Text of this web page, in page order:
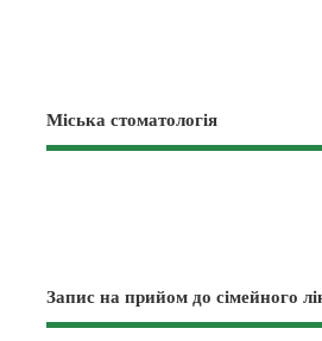
Міська стоматологія
Запис на прийом до сімейного